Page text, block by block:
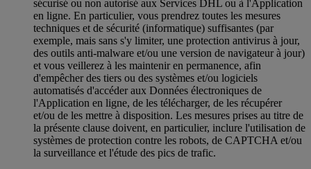
sécurisé ou non autorisé aux Services DHL ou à l'Application
en ligne. En particulier, vous prendrez toutes les mesures
techniques et de sécurité (informatique) suffisantes (par
exemple, mais sans s'y limiter, une protection antivirus à jour,
des outils anti-malware et/ou une version de navigateur à jour)
et vous veillerez à les maintenir en permanence, afin
d'empêcher des tiers ou des systèmes et/ou logiciels
automatisés d'accéder aux Données électroniques de
l'Application en ligne, de les télécharger, de les récupérer
et/ou de les mettre à disposition. Les mesures prises au titre de
la présente clause doivent, en particulier, inclure l'utilisation de
systèmes de protection contre les robots, de CAPTCHA et/ou
la surveillance et l'étude des pics de trafic.